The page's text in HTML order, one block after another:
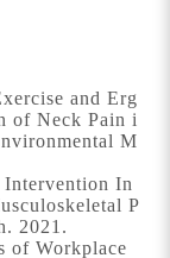
and Erg
of Neck Pain i
M
In
P
2021.
of Workplace